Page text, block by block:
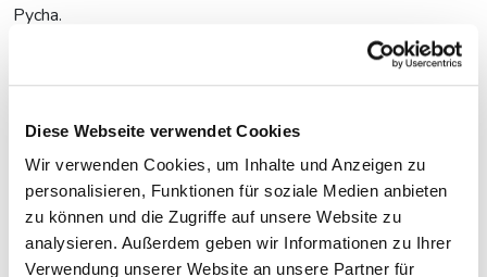
Diese Webseite verwendet Cookies
Wir verwenden Cookies, um Inhalte und Anzeigen zu
personalisieren, Funktionen für soziale Medien anbieten
zu können und die Zugriffe auf unsere Website zu
analysieren. Außerdem geben wir Informationen zu Ihrer
Verwendung unserer Website an unsere Partner für
Pycha.
Außerdem: Kurzvideos auf Social
Media optimieren
Wer nicht nur gute Inhalte produzieren, sondern auch gezielt
Reichweite auf Instagram und TikTok aufbauen möchte,
vertieft hier das Zusammenspiel aus Plattformlogik,